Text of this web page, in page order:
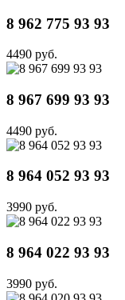
8 962 775 93 93
4490 руб.
8 967 699 93 93
4490 руб.
8 964 052 93 93
3990 руб.
8 964 022 93 93
3990 руб.